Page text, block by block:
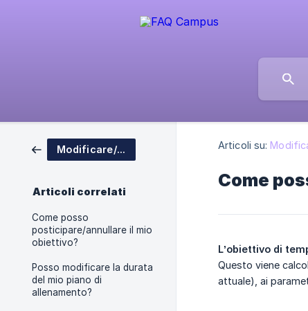
Modificare/regolare il proprio piano di allenamento
Articoli correlati
Come posso
posticipare/annullare il mio
obiettivo?
Posso modificare la durata
del mio piano di
allenamento?
Articoli su:
Come
L’obiettivo di
Questo viene
attuale), ai